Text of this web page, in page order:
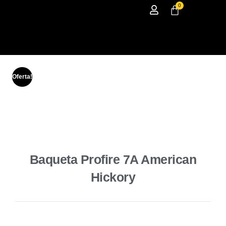
0
Oferta!
Baqueta Profire 7A American
Hickory